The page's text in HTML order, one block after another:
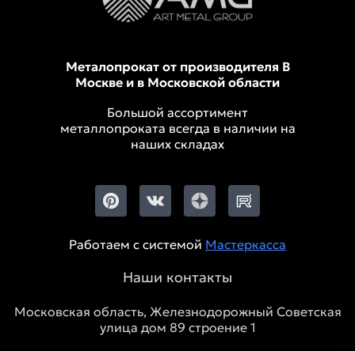
Металопрокат от производителя В
Москве и в Московской области
Большой ассортимент
металлопроката всегда в наличии на
наших складах
Работаем с системой Мастеркасса
Наши контакты
Московская область, Железнодорожный Советская
улица дом 89 строение 1